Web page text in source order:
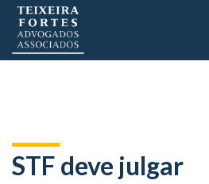
STF deve julgar